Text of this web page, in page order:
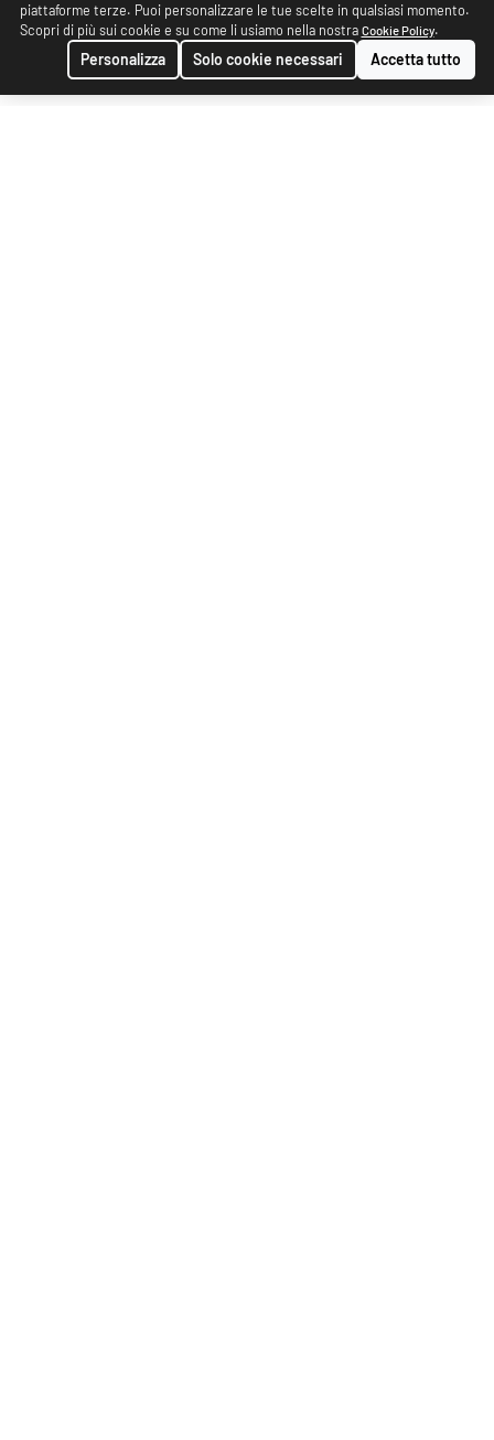
piattaforme terze. Puoi personalizzare le tue scelte in qualsiasi momento.
Scopri di più sui cookie e su come li usiamo nella nostra Cookie Policy.
Personalizza Solo cookie necessari Accetta tutto